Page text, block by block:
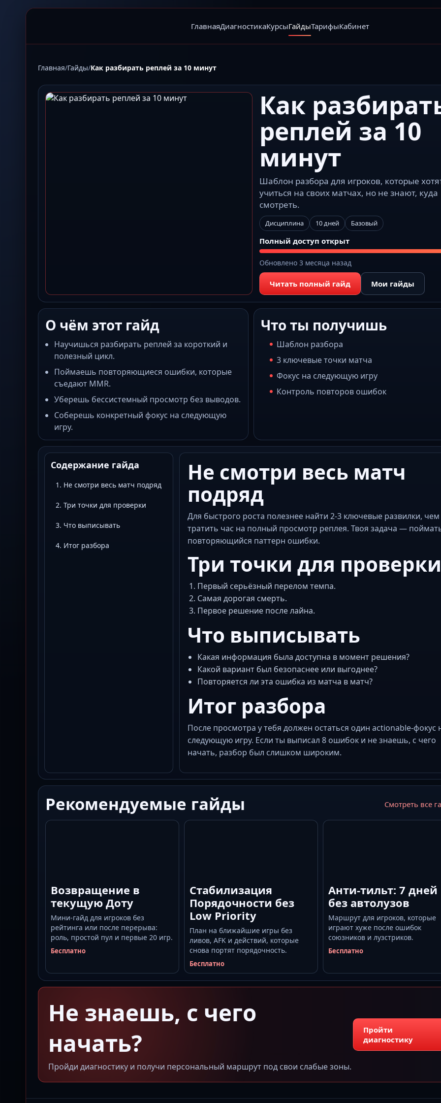
ГлавнаяДиагностикаКурсыГайдыТарифыКабинет
Главная/Гайды/Как разбирать реплей за 10 минут
Как
реплей за 10
минут
Шаблон разбора для игроков, которые
учиться на своих матчах, но не знают, куда
смотреть.
Дисциплина 10 дней Базовый
Полный доступ открыт
Обновлено 3 месяца назад
Читать полный гайд Мои гайды
О чём этот гайд
Научишься разбирать реплей за короткий и
полезный цикл.
Поймаешь повторяющиеся ошибки, которые
съедают MMR.
Уберешь бессистемный просмотр без выводов.
Соберешь конкретный фокус на следующую
игру.
Что ты получишь
Шаблон разбора
3 ключевые точки матча
Фокус на следующую игру
Контроль повторов ошибок
Содержание гайда
1. Не смотри весь матч подряд
2. Три точки для проверки
3. Что выписывать
4. Итог разбора
Не смотри весь матч
подряд
Для быстрого роста полезнее найти 2-3 ключевые развилки, чем
тратить час на полный просмотр реплея. Твоя задача —
повторяющийся паттерн ошибки.
Три точки для проверки
Первый серьёзный перелом темпа.
Самая дорогая смерть.
Первое решение после лайна.
Что выписывать
Какая информация была доступна в момент решения?
Какой вариант был безопаснее или выгоднее?
Повторяется ли эта ошибка из матча в матч?
Итог разбора
После просмотра у тебя должен остаться один actionable-фокус
следующую игру. Если ты выписал 8 ошибок и не знаешь, с чего
начать, разбор был слишком широким.
Рекомендуемые гайды Смотреть все
Возвращение в
текущую Доту
Мини-гайд для игроков без
рейтинга или после перерыва:
роль, простой пул и первые 20 игр.
Бесплатно
Стабилизация
Порядочности без
Low Priority
План на ближайшие игры без
ливов, AFK и действий, которые
снова портят порядочность.
Бесплатно
Анти-тильт: 7 дней
без автолузов
Маршрут для игроков, которые
играют хуже после ошибок
союзников и лузстриков.
Бесплатно
Не знаешь, с чего
начать?
Пройди диагностику и получи персональный маршрут под свои слабые зоны.
Пройти
диагностику